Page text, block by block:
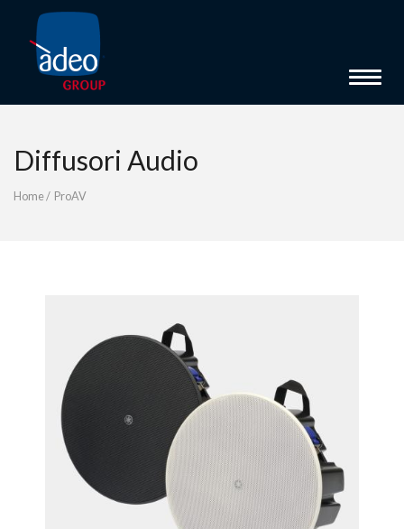
Toggle
Diffusori Audio
Home/ ProAV